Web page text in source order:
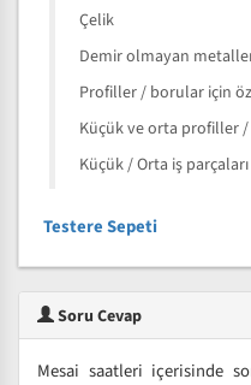
Çelik
Demir olmayan
Profiller / borular için
Küçük ve orta profiller /
Küçük / Orta iş parçaları
Testere Sepeti
Soru Cevap
Mesai saatleri içerisinde